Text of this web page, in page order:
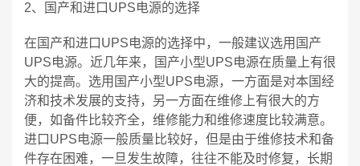
2、国产和进口UPS电源的选择
在国产和进口UPS电源的选择中，一般建议选用国产
UPS电源。近几年来，国产小型UPS电源在质量上有很
大的提高。选用国产小型UPS电源，一方面是对本国经
济和技术发展的支持，另一方面在维修上有很大的方
便，如备件比较齐全，维修能力和维修速度比较满意。
进口UPS电源一般质量比较好，但是由于维修技术和备
件存在困难，一旦发生故障，往往不能及时修复，长期